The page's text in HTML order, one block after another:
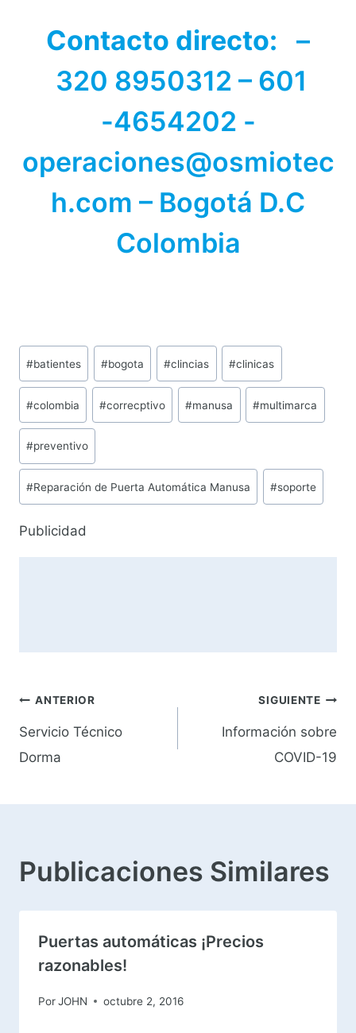
Contacto directo: –
320 8950312 – 601
-4654202 -
operaciones@osmiotec
h.com – Bogotá D.C
Colombia
Etiquetas
de
la
entrada:
#batientes #bogota #clincias #clinicas
#colombia #correcptivo #manusa #multimarca
#preventivo
#Reparación de Puerta Automática Manusa #soporte
Publicidad
Navegación
de
ANTERIOR
Servicio Técnico
Dorma
SIGUIENTE
Información sobre
COVID-19
Publicaciones Similares
Puertas automáticas ¡Precios
razonables!
PorJOHN octubre 2, 2016